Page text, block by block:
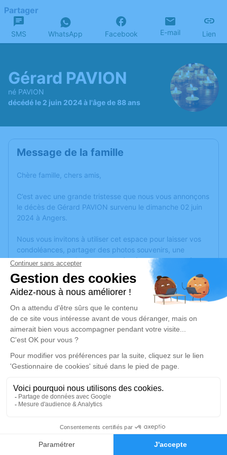
Faire-part Hommages
Partager
SMS WhatsApp Facebook E-mail Lien
Gérard PAVION
né PAVION
décédé le 2 juin 2024 à l'âge de 88 ans
Message de la famille
Chère famille, chers amis,
C’est avec une grande tristesse que nous vous annonçons
le décès de Gérard PAVION survenu le dimanche 02 juin
2024 à Angers.
Nous vous invitons à utiliser cet espace pour laisser vos
condoléances, partager des photos souvenirs, une
anecdote ou exprimer vos pensées à travers des poèmes
ou des textes. Cet endroit est un lieu d'expression dédié à
honorer la mémoire de Gérard PAVION.
Un service de plantation d’arbre hommage estdisponible
jeudi 06 juin 2024 à 10h00
Église de Tiercé
14 rue Basile-Gabory